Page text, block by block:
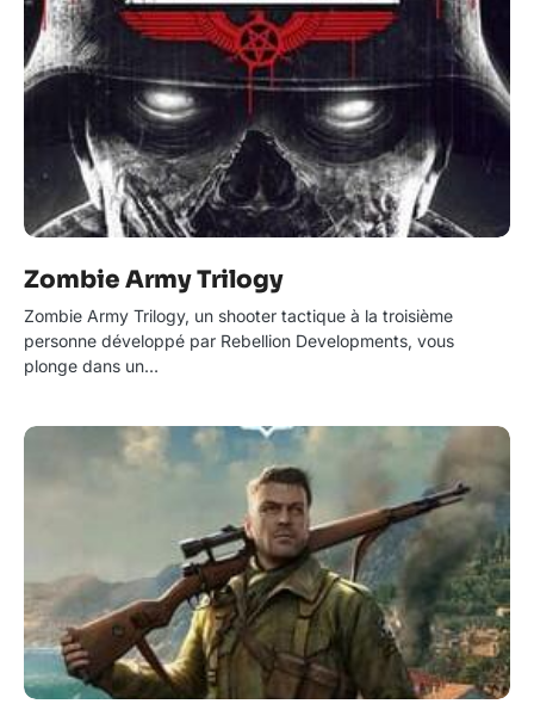
Zombie Army Trilogy
Zombie Army Trilogy, un shooter tactique à la troisième
personne développé par Rebellion Developments, vous
plonge dans un…